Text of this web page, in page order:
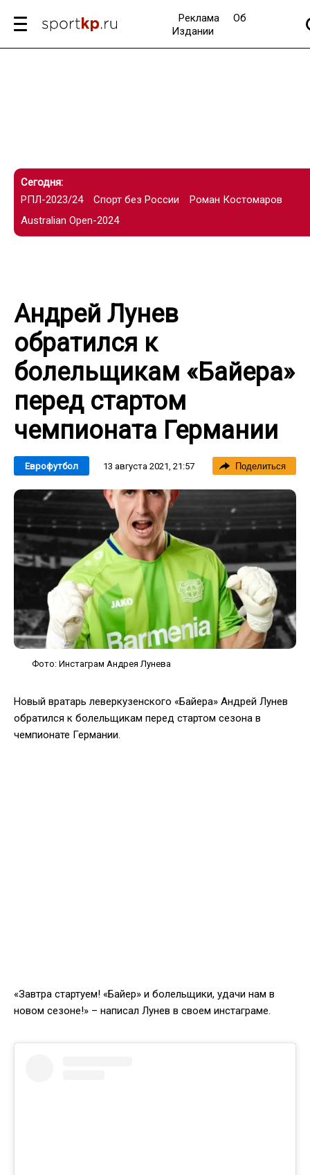
Реклама
Об
Издании
Сегодня:
РПЛ-2023/24
Спорт без России
Роман Костомаров
Australian Open-2024
Андрей Лунев
обратился к
болельщикам «Байера»
перед стартом
чемпионата Германии
Еврофутбол 13 августа 2021, 21:57 Поделиться
Фото: Инстаграм Андрея Лунева
Новый вратарь леверкузенского «Байера» Андрей Лунев
обратился к болельщикам перед стартом сезона в
чемпионате Германии.
«Завтра стартуем! «Байер» и болельщики, удачи нам в
новом сезоне!» – написал Лунев в своем инстаграме.